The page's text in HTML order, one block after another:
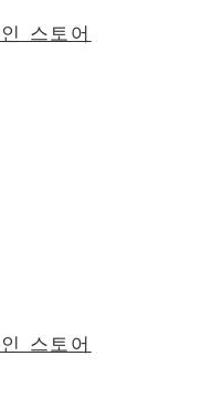
스토어
스토어